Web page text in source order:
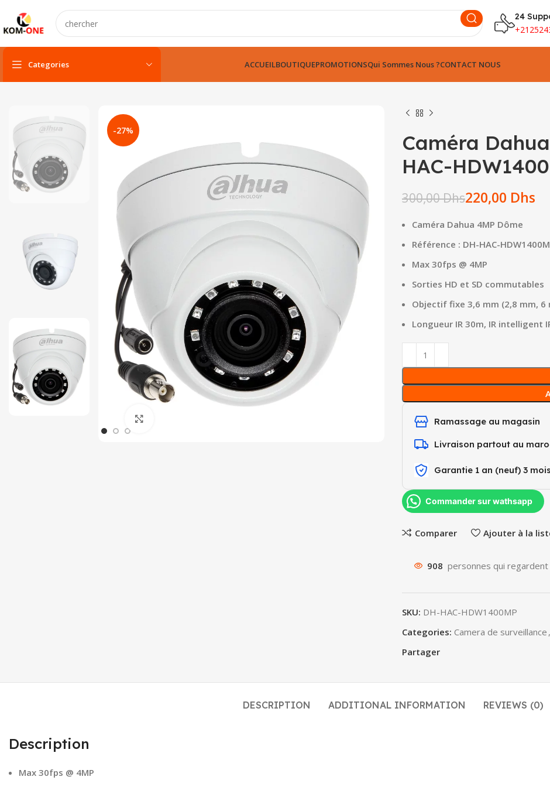
24
Categories
PC portable gamer
pc fixe & tout-en-un
Unité centarle
Unité centarle avec écran
Tout-en-un
Serveur
ACCUEILBOUTIQUEPROMOTIONSQui Sommes Nous ?CONTACT NOUS
-27%
Caméra
HAC-
300,00Dhs220,00 Dhs
Caméra Dahua 4MP Dôme
Référence : DH-HAC-
Max 30fps @ 4MP
Sorties HD et SD commutables
Objectif fixe 3,6 mm (2,8 mm, 6
Longueur IR 30m, IR intelligent
Ramassage au magasin
Livraison partout au
Garantie 1 an (neuf) 3
Commander sur wathsapp
Comparer Ajouter à la
908 personnes qui
SKU: DH-HAC-HDW1400MP
Categories: Camera de surveillance ,
Partager
DESCRIPTION ADDITIONAL INFORMATION REVIEWS (0)
Description
Max 30fps @ 4MP